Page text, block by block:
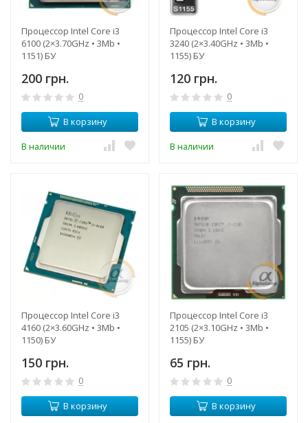
Процессор Intel Core i3
6100 (2×3.70GHz • 3Mb •
1151) БУ
200 грн.
0
В корзину
В наличии
Процессор Intel Core i3
3240 (2×3.40GHz • 3Mb •
1155) БУ
120 грн.
0
В корзину
В наличии
Процессор Intel Core i3
4160 (2×3.60GHz • 3Mb •
1150) БУ
150 грн.
0
В корзину
Процессор Intel Core i3
2105 (2×3.10GHz • 3Mb •
1155) БУ
65 грн.
0
В корзину